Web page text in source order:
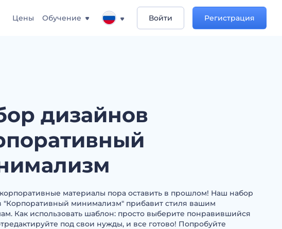
Цены Обучение Войти Регистрация
дизайнов
материалы пора оставить в прошлом! Наш набор
"Корпоративный минимализм" прибавит стиля вашим
Как использовать шаблон: просто выберите понравившийся
под свои нужды, и все готово! Попробуйте